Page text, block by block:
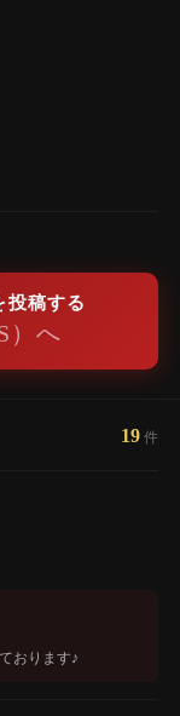
投稿する
）へ
19 件
おります♪